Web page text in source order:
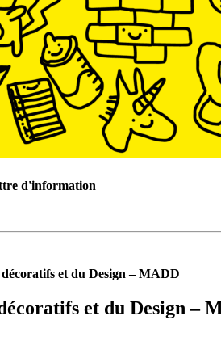
d'information
et du Design – MADD
et du Design –